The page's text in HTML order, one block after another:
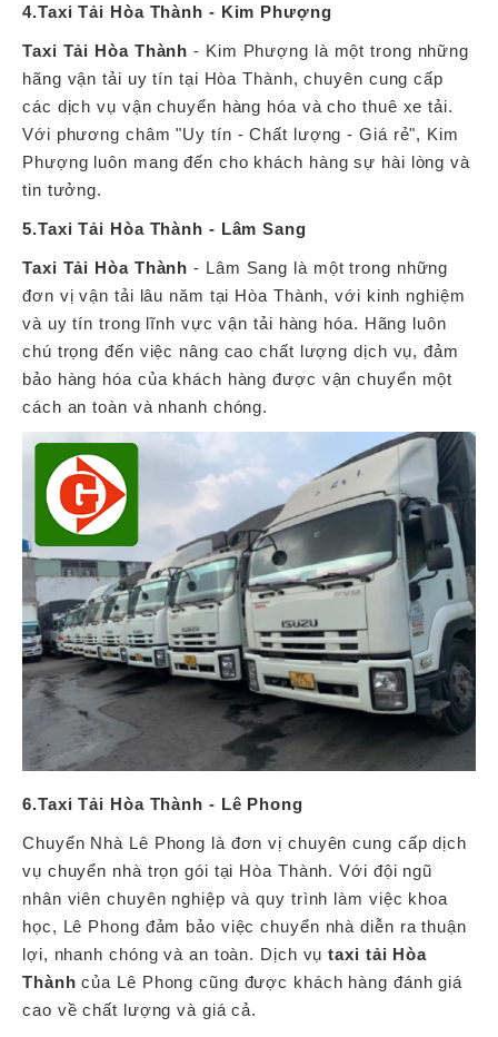
4.Taxi Tải Hòa Thành - Kim Phượng
Taxi Tải Hòa Thành- Kim Phượng là một trong những
hãng vận tải uy tín tại Hòa Thành, chuyên cung cấp
các dịch vụ vận chuyển hàng hóa và cho thuê xe tải.
Với phương châm "Uy tín - Chất lượng - Giá rẻ", Kim
Phượng luôn mang đến cho khách hàng sự hài lòng và
tin tưởng.
5.Taxi Tải Hòa Thành - Lâm Sang
Taxi Tải Hòa Thành- Lâm Sang là một trong những
đơn vị vận tải lâu năm tại Hòa Thành, với kinh nghiệm
và uy tín trong lĩnh vực vận tải hàng hóa. Hãng luôn
chú trọng đến việc nâng cao chất lượng dịch vụ, đảm
bảo hàng hóa của khách hàng được vận chuyển một
cách an toàn và nhanh chóng.
6.Taxi Tải Hòa Thành - Lê Phong
Chuyển Nhà Lê Phong là đơn vị chuyên cung cấp dịch
vụ chuyển nhà trọn gói tại Hòa Thành. Với đội ngũ
nhân viên chuyên nghiệp và quy trình làm việc khoa
học, Lê Phong đảm bảo việc chuyển nhà diễn ra thuận
lợi, nhanh chóng và an toàn. Dịch vụtaxi tải Hòa
Thành của Lê Phong cũng được khách hàng đánh giá
cao về chất lượng và giá cả.